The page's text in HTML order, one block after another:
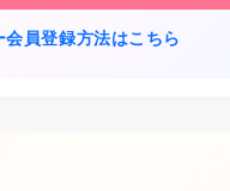
会員登録方法はこちら